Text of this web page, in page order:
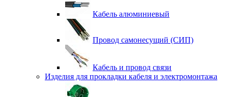
Кабель алюминиевый
Провод самонесущий (СИП)
Кабель и провод связи
Изделия для прокладки кабеля и электромонтажа